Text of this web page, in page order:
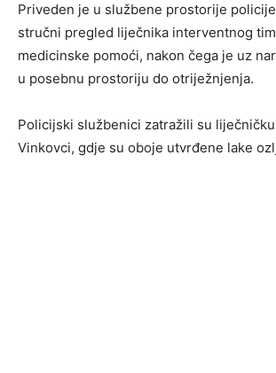
Priveden je u službene prostorije
stručni pregled liječnika interventnog
medicinske pomoći, nakon čega je uz
u posebnu prostoriju do otriježnjenja.
Policijski službenici zatražili su liječničku
Vinkovci, gdje su oboje utvrđene lake